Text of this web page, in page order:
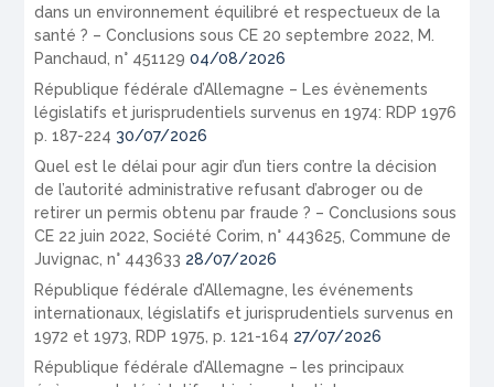
dans un environnement équilibré et respectueux de la
santé ? – Conclusions sous CE 20 septembre 2022, M.
Panchaud, n° 451129 04/08/2026
République fédérale d’Allemagne – Les évènements
législatifs et jurisprudentiels survenus en 1974: RDP 1976
p. 187-224 30/07/2026
Quel est le délai pour agir d’un tiers contre la décision
de l’autorité administrative refusant d’abroger ou de
retirer un permis obtenu par fraude ? – Conclusions sous
CE 22 juin 2022, Société Corim, n° 443625, Commune de
Juvignac, n° 443633 28/07/2026
République fédérale d’Allemagne, les événements
internationaux, législatifs et jurisprudentiels survenus en
1972 et 1973, RDP 1975, p. 121-164 27/07/2026
République fédérale d’Allemagne – les principaux